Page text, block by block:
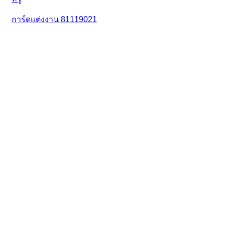
การ์ดแต่งงาน 81119021